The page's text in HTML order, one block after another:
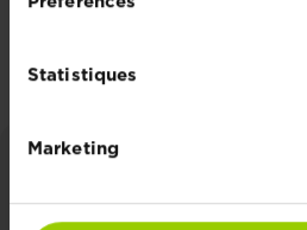
Statistiques
Marketing
CONSEILS ET